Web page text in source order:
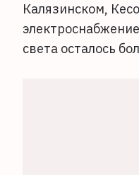
Калязинском,
света осталось